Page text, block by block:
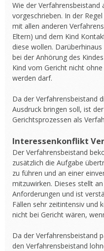
Wie der
vorgeschrieben. In der
mit allen anderen
Eltern) und dem Kind
diese wollen.
bei der Anhörung des
Kind vom Gericht nicht
werden darf.
Da der Verfahrensbeistand
Ausdruck bringen soll, ist
Gerichtsprozessen als
Interessenkonflikt
Der Verfahrensbeistand
zusätzlich die Aufgabe
zu führen und an einer
mitzuwirken. Dieses stellt
Anforderungen und ist
Fällen sehr zeitintensiv und
nicht bei Gericht wären,
Da der Verfahrensbeistand
den Verfahrensbeistand